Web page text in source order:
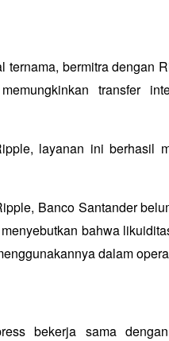
ternama, bermitra dengan
transfer
layanan ini berhasil
Banco Santander
bahwa
dalam
bekerja sama